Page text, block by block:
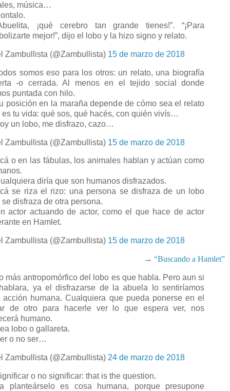
música…
¡qué cerebro tan grande tienes!”. “¡Para
mejor!”, dijo el lobo y la hizo signo y relato.
Zambullista (@Zambullista) 15 de marzo de 2018
somos eso para los otros: un relato, una biografía
-o cerrada. Al menos en el tejido social donde
puntada con hilo.
posición en la maraña depende de cómo sea el relato
es tu vida: qué sos, qué hacés, con quién vivís…
un lobo, me disfrazo, cazo…
Zambullista (@Zambullista) 15 de marzo de 2018
o en las fábulas, los animales hablan y actúan como
diría que son humanos disfrazados.
se riza el rizo: una persona se disfraza de un lobo
se disfraza de otra persona.
actor actuando de actor, como el que hace de actor
en Hamlet.
Zambullista (@Zambullista) 15 de marzo de 2018
→ “Buscando a Hamlet”
más antropomórfico del lobo es que habla. Pero aun si
ya el disfrazarse de la abuela lo sentiríamos
acción humana. Cualquiera que pueda ponerse en el
de otro para hacerle ver lo que espera ver, nos
humano.
lobo o gallareta.
o no ser…
Zambullista (@Zambullista) 24 de marzo de 2018
o no significar: that is the question.
planteárselo es cosa humana, porque presupone